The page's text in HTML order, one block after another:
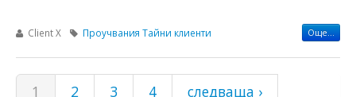
Client X Проучвания Тайни клиенти Още...
Страници
1 2 3 4
следваща ›